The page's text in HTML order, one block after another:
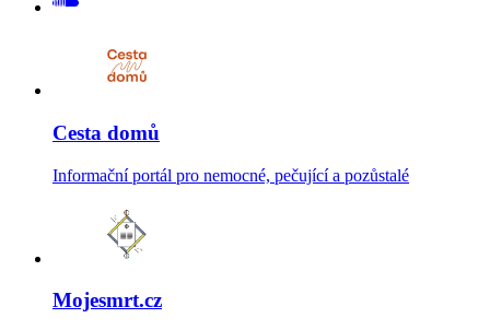
Cesta domů
Informační portál pro nemocné, pečující a pozůstalé
Mojesmrt.cz